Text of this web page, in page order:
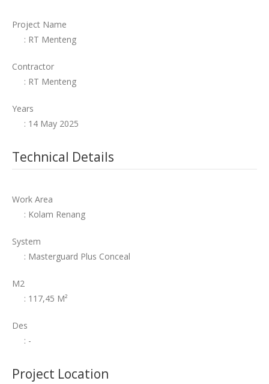
Project Name
: RT Menteng
Contractor
: RT Menteng
Years
: 14 May 2025
Technical Details
Work Area
: Kolam Renang
System
: Masterguard Plus Conceal
M2
: 117,45 M²
Des
: -
Project Location